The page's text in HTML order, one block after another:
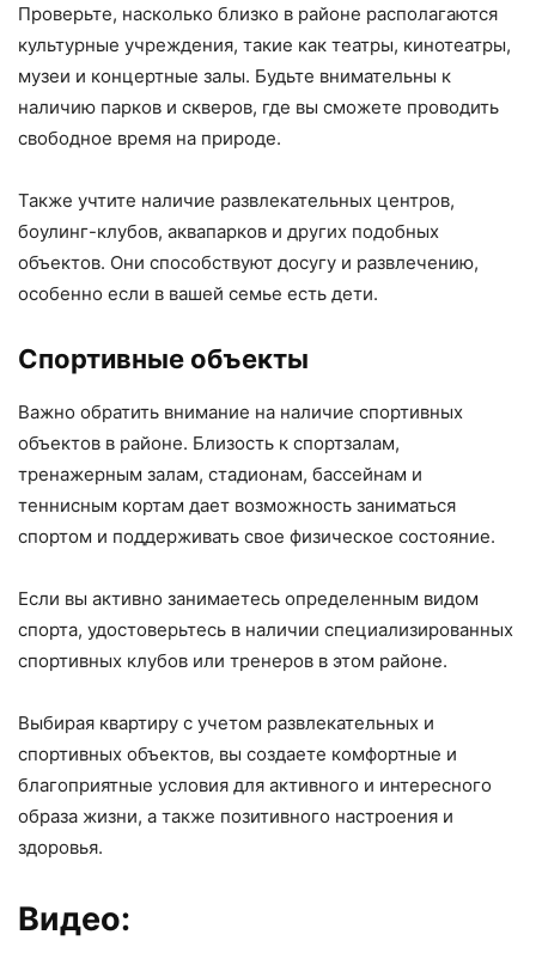
Проверьте, насколько близко в районе располагаются
культурные учреждения, такие как театры, кинотеатры,
музеи и концертные залы. Будьте внимательны к
наличию парков и скверов, где вы сможете проводить
свободное время на природе.
Также учтите наличие развлекательных центров,
боулинг-клубов, аквапарков и других подобных
объектов. Они способствуют досугу и развлечению,
особенно если в вашей семье есть дети.
Спортивные объекты
Важно обратить внимание на наличие спортивных
объектов в районе. Близость к спортзалам,
тренажерным залам, стадионам, бассейнам и
теннисным кортам дает возможность заниматься
спортом и поддерживать свое физическое состояние.
Если вы активно занимаетесь определенным видом
спорта, удостоверьтесь в наличии специализированных
спортивных клубов или тренеров в этом районе.
Выбирая квартиру с учетом развлекательных и
спортивных объектов, вы создаете комфортные и
благоприятные условия для активного и интересного
образа жизни, а также позитивного настроения и
здоровья.
Видео: